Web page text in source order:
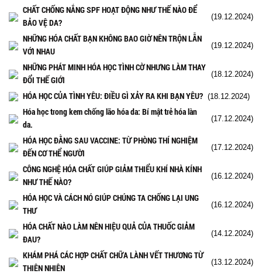
CHẤT CHỐNG NẮNG SPF HOẠT ĐỘNG NHƯ THẾ NÀO ĐỂ
BẢO VỆ DA?
(19.12.2024)
NHỮNG HÓA CHẤT BẠN KHÔNG BAO GIỜ NÊN TRỘN LẪN
VỚI NHAU
(19.12.2024)
NHỮNG PHÁT MINH HÓA HỌC TÌNH CỜ NHƯNG LÀM THAY
ĐỔI THẾ GIỚI
(18.12.2024)
HÓA HỌC CỦA TÌNH YÊU: ĐIỀU GÌ XẢY RA KHI BẠN YÊU? (18.12.2024)
Hóa học trong kem chống lão hóa da: Bí mật trẻ hóa làn
da.
(17.12.2024)
HÓA HỌC ĐẰNG SAU VACCINE: TỪ PHÒNG THÍ NGHIỆM
ĐẾN CƠ THỂ NGƯỜI
(17.12.2024)
CÔNG NGHỆ HÓA CHẤT GIÚP GIẢM THIỂU KHÍ NHÀ KÍNH
NHƯ THẾ NÀO?
(16.12.2024)
HÓA HỌC VÀ CÁCH NÓ GIÚP CHÚNG TA CHỐNG LẠI UNG
THƯ
(16.12.2024)
HÓA CHẤT NÀO LÀM NÊN HIỆU QUẢ CỦA THUỐC GIẢM
ĐAU?
(14.12.2024)
KHÁM PHÁ CÁC HỢP CHẤT CHỮA LÀNH VẾT THƯƠNG TỪ
THIÊN NHIÊN
(13.12.2024)